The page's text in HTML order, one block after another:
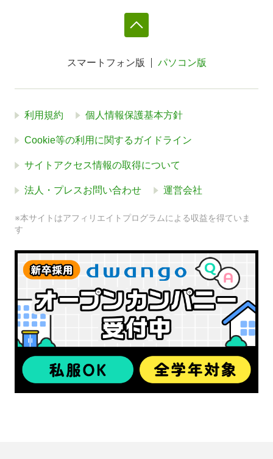
スマートフォン版 パソコン版
利用規約 個人情報保護基本方針
Cookie等の利用に関するガイドライン
サイトアクセス情報の取得について
法人・プレスお問い合わせ 運営会社
※本サイトはアフィリエイトプログラムによる収益を得ていま
す